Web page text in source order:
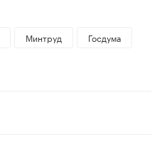
Минтруд
Госдума